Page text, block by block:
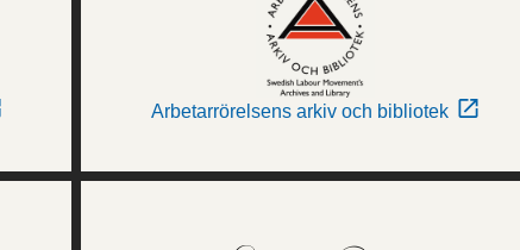
Arbetarrörelsens arkiv och bibliotek